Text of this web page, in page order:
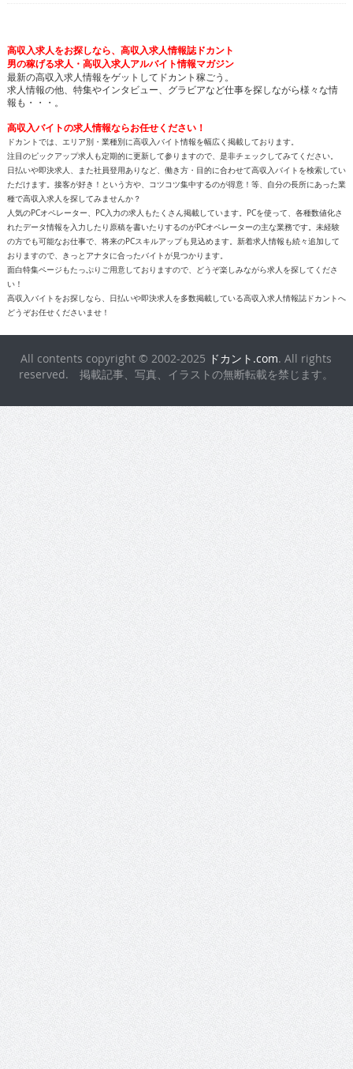
高収入求人をお探しなら、高収入求人情報誌ドカント
男の稼げる求人・高収入求人アルバイト情報マガジン
最新の高収入求人情報をゲットしてドカント稼ごう。
求人情報の他、特集やインタビュー、グラビアなど仕事を探しながら様々な情
報も・・・。
高収入バイトの求人情報ならお任せください！
ドカントでは、エリア別・業種別に高収入バイト情報を幅広く掲載しております。
注目のピックアップ求人も定期的に更新して参りますので、是非チェックしてみてください。
日払いや即決求人、また社員登用ありなど、働き方・目的に合わせて高収入バイトを検索してい
ただけます。接客が好き！という方や、コツコツ集中するのが得意！等、自分の長所にあった業
種で高収入求人を探してみませんか？
人気のPCオペレーター、PC入力の求人もたくさん掲載しています。PCを使って、各種数値化さ
れたデータ情報を入力したり原稿を書いたりするのがPCオペレーターの主な業務です。未経験
の方でも可能なお仕事で、将来のPCスキルアップも見込めます。新着求人情報も続々追加して
おりますので、きっとアナタに合ったバイトが見つかります。
面白特集ページもたっぷりご用意しておりますので、どうぞ楽しみながら求人を探してくださ
い！
高収入バイトをお探しなら、日払いや即決求人を多数掲載している高収入求人情報誌ドカントへ
どうぞお任せくださいませ！
All contents copyright © 2002-2025 ドカント.com. All rights
reserved. 掲載記事、写真、イラストの無断転載を禁じます。